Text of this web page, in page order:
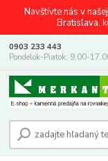
Navštívte nás v
Bratislava,
0903 233 443
Pondelok-Piatok: 9.00-